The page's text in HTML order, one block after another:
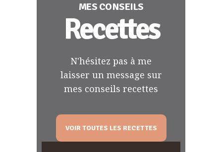
MES CONSEILS
Recettes
N'hésitez pas à me
laisser un message sur
mes conseils recettes
VOIR TOUTES LES RECETTES